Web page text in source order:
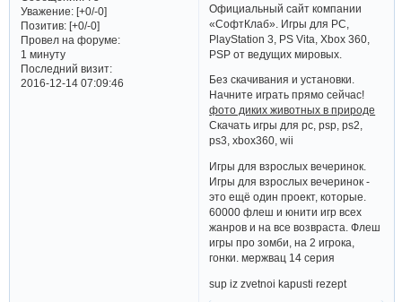
Уважение: [+0/-0]
Позитив: [+0/-0]
Провел на форуме:
1 минуту
Последний визит:
2016-12-14 07:09:46
Официальный сайт компании
«СофтКлаб». Игры для PC,
PlayStation 3, PS Vita, Xbox 360,
PSP от ведущих мировых.
Без скачивания и установки.
Начните играть прямо сейчас!
фото диких животных в природе
Скачать игры для pc, psp, ps2,
ps3, xbox360, wii
Игры для взрослых вечеринок.
Игры для взрослых вечеринок -
это ещё один проект, которые.
60000 флеш и юнити игр всех
жанров и на все возвраста. Флеш
игры про зомби, на 2 игрока,
гонки. мержвац 14 серия
sup iz zvetnoi kapusti rezept